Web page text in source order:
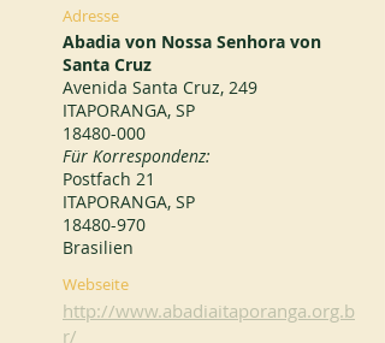
Adresse
Abadia von Nossa Senhora von
Santa Cruz
Avenida Santa Cruz, 249
ITAPORANGA, SP
18480-000
Für Korrespondenz:
Postfach 21
ITAPORANGA, SP
18480-970
Brasilien
Webseite
http://www.abadiaitaporanga.org.b
r/